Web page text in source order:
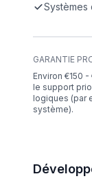
GARANTIE
Environ €150
le support
logiques (par
système).